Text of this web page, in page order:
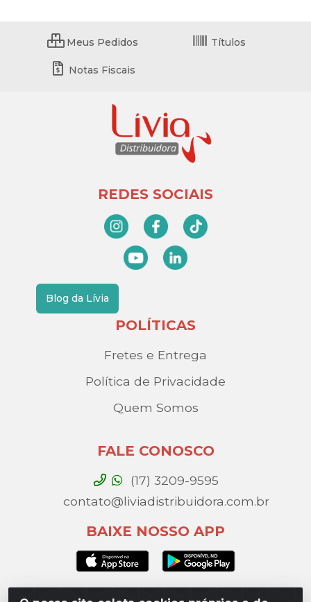
Meus Pedidos Títulos
Notas Fiscais
REDES SOCIAIS
Blog da Lívia
POLÍTICAS
Fretes e Entrega
Política de Privacidade
Quem Somos
FALE CONOSCO
(17) 3209-9595
contato@liviadistribuidora.com.br
BAIXE NOSSO APP